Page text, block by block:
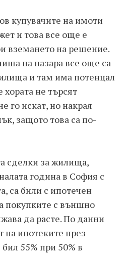
купувачите на имоти
и това все още е
вземането на решение.
на пазара все още са
и там има потенцал
хората не търсят
го искат, но накрая
защото това са по-
сделки за жилища,
година в София с
са били с ипотечен
покупките с външно
да расте. По данни
на ипотеките през
55% при 50% в